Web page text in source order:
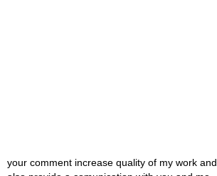
your comment increase quality of my work and